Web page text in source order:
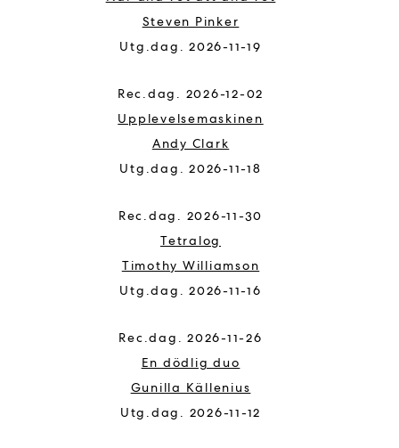
Steven Pinker
2026-11-19
2026-12-02
Upplevelsemaskinen
Andy Clark
2026-11-18
2026-11-30
Tetralog
Timothy Williamson
2026-11-16
2026-11-26
En dödlig duo
Gunilla Källenius
2026-11-12